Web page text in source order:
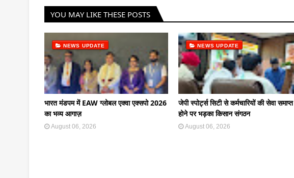
YOU MAY LIKE THESE POSTS
NEWS UPDATE
भारत मंडपम में EAW ग्लोबल एक्वा एक्सपो 2026
का भव्य आगाज़
August 06, 2026
NEWS UPDATE
जेपी स्पोर्ट्स सिटी से कर्मचारियों की सेवा समाप्त
होने पर भड़का किसान संगठन
August 06, 2026